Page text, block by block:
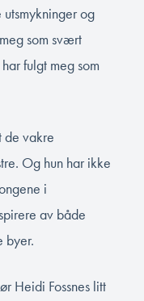
og
som svært
fulgt meg som
de vakre
Og hun har ikke
i
av både
byer.
Heidi Fossnes litt